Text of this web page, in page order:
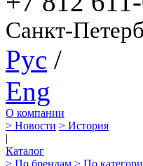
Санкт-
Рус /
Eng
О компании
> Новости > История
|
Каталог
> По брендам > По